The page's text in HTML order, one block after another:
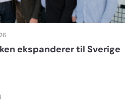
ekspanderer til Sverige